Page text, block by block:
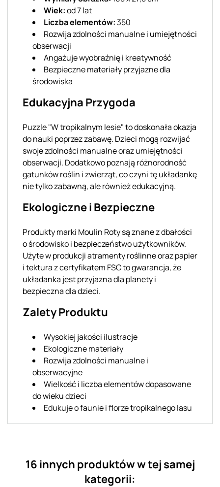
Wiek:od 7 lat
Liczba elementów:350
Rozwija zdolności manualne i umiejętności
obserwacji
Angażuje wyobraźnię i kreatywność
Bezpieczne materiały przyjazne dla
środowiska
Edukacyjna Przygoda
Puzzle "W tropikalnym lesie" to doskonała okazja
do nauki poprzez zabawę. Dzieci mogą rozwijać
swoje zdolności manualne oraz umiejętności
obserwacji. Dodatkowo poznają różnorodność
gatunków roślin i zwierząt, co czyni tę układankę
nie tylko zabawną, ale również edukacyjną.
Ekologiczne i Bezpieczne
Produkty marki Moulin Roty są znane z dbałości
o środowisko i bezpieczeństwo użytkowników.
Użyte w produkcji atramenty roślinne oraz papier
i tektura z certyfikatem FSC to gwarancja, że
układanka jest przyjazna dla planety i
bezpieczna dla dzieci.
Zalety Produktu
Wysokiej jakości ilustracje
Ekologiczne materiały
Rozwija zdolności manualne i
obserwacyjne
Wielkość i liczba elementów dopasowane
do wieku dzieci
Edukuje o faunie i florze tropikalnego lasu
16 innych produktów w tej samej
kategorii: